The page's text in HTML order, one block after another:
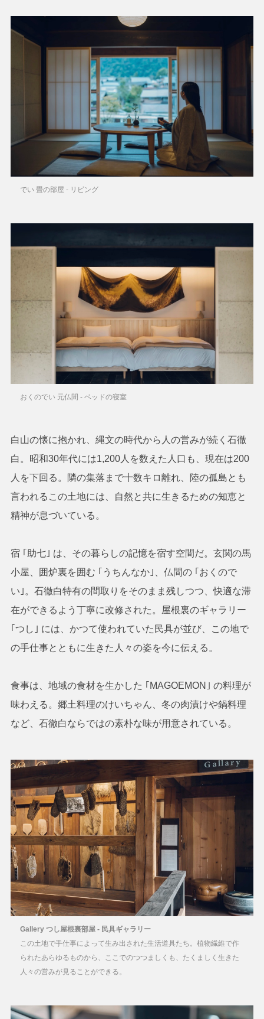
でい 畳の部屋 - リビング
おくのでい 元仏間 - ベッドの寝室
白山の懐に抱かれ、縄文の時代から人の営みが続く石徹
白。昭和30年代には1,200人を数えた人口も、現在は200
人を下回る。隣の集落まで十数キロ離れ、陸の孤島とも
言われるこの土地には、自然と共に生きるための知恵と
精神が息づいている。
宿 ｢助七｣ は、その暮らしの記憶を宿す空間だ。玄関の馬
小屋、囲炉裏を囲む ｢うちんなか｣、仏間の ｢おくので
い｣。石徹白特有の間取りをそのまま残しつつ、快適な滞
在ができるよう丁寧に改修された。屋根裏のギャラリー
｢つし｣ には、かつて使われていた民具が並び、この地で
の手仕事とともに生きた人々の姿を今に伝える。
食事は、地域の食材を生かした ｢MAGOEMON｣ の料理が
味わえる。郷土料理のけいちゃん、冬の肉漬けや鍋料理
など、石徹白ならではの素朴な味が用意されている。
Gallery つし屋根裏部屋 - 民具ギャラリー
この土地で手仕事によって生み出された生活道具たち。植物繊維で作
られたあらゆるものから、ここでのつつましくも、たくましく生きた
人々の営みが見ることができる。